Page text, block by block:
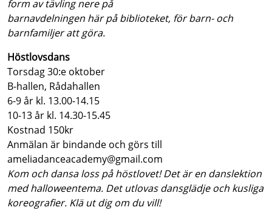
form av tävling nere på
barnavdelningen här på biblioteket, för barn- och
barnfamiljer att göra.
Höstlovsdans
Torsdag 30:e oktober
B-hallen, Rådahallen
6-9 år kl. 13.00-14.15
10-13 år kl. 14.30-15.45
Kostnad 150kr
Anmälan är bindande och görs till
ameliadanceacademy@gmail.com
Kom och dansa loss på höstlovet! Det är en danslektion
med halloweentema. Det utlovas dansglädje och kusliga
koreografier. Klä ut dig om du vill!